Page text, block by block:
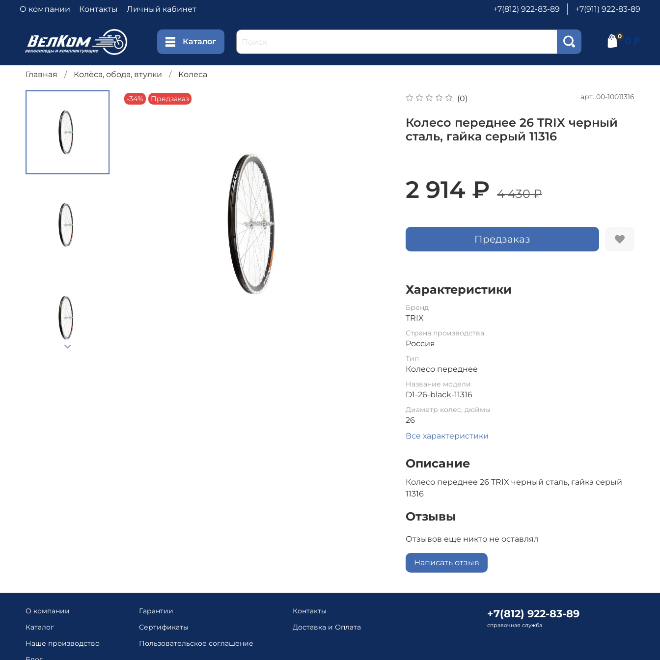
О компании Контакты Личный кабинет +7(812) 922-83-89 +7(911) 922-83-89
Каталог
0 0 ₽
Главная Колёса, обода, втулки Колеса
-34% Предзаказ (0) арт. 00-10011316
Колесо переднее 26 TRIX черный
сталь, гайка серый 11316
2 914 ₽ 4 430 ₽
Предзаказ
Характеристики
Бренд
TRIX
Страна производства
Россия
Тип
Колесо переднее
Название модели
D1-26-black-11316
Диаметр колес, дюймы
26
Все характеристики
Описание
Колесо переднее 26 TRIX черный сталь, гайка серый
11316
Отзывы
Отзывов еще никто не оставлял
Написать отзыв
О компании
Каталог
Наше производство
Гарантии
Сертификаты
Пользовательское соглашение
Контакты
Доставка и Оплата
+7(812) 922-83-89
справочная служба